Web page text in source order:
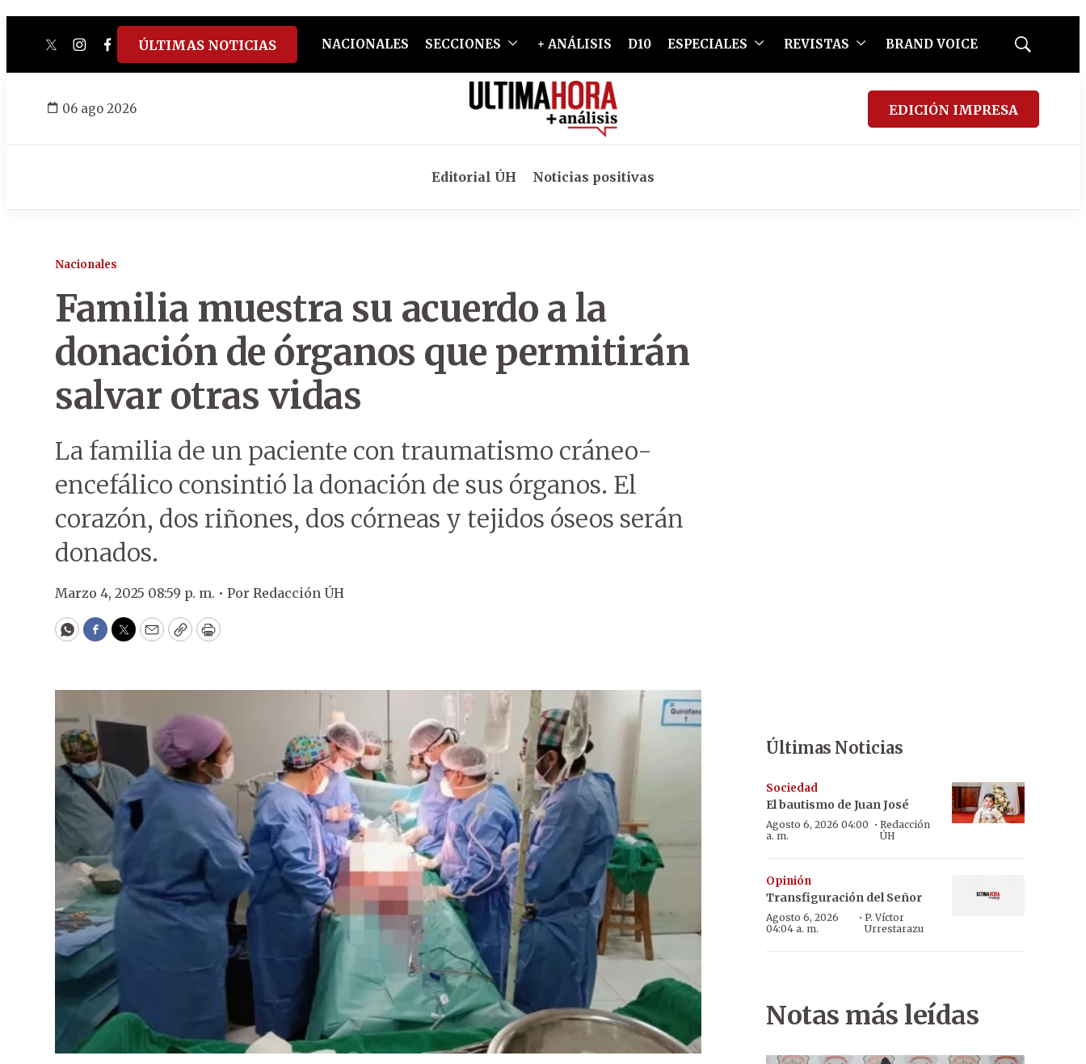
twitterinstagram
facebook
tiktokyoutube
spotify
ÚLTIMAS NOTICIAS NACIONALES SECCIONES + ANÁLISIS D10 ESPECIALES REVISTAS BRAND VOICE
Mostrar
06 ago 2026 EDICIÓN IMPRESA
Editorial ÚH Noticias positivas
Nacionales
Familia muestra su acuerdo a la
donación de órganos que permitirán
salvar otras vidas
La familia de un paciente con traumatismo cráneo-
encefálico consintió la donación de sus órganos. El
corazón, dos riñones, dos córneas y tejidos óseos serán
donados.
Marzo 4, 2025 08:59 p. m. • Por Redacción ÚH
WhatsApp
Facebook
Twitter
EmailCopyPrint
Últimas Noticias
Sociedad
El bautismo de Juan José
Agosto 6, 2026 04:00
a. m.
· Redacción
ÚH
Opinión
Transfiguración del Señor
Agosto 6, 2026
04:04 a. m.
· P. Víctor
Urrestarazu
Notas más leídas